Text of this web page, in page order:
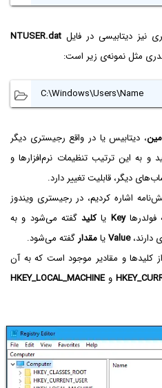
نیز دیتابیسی در فایل NTUSER.dat
مثل نمونه‌ی زیر است:
C:\Windows\Users\Name
، دیتابیس یا در واقع رجیستری دیگر
به این ترتیب تنظیمات نرم‌افزارها و
دیگر، قابلیت تغییر دارد.
اشاره کردیم، در رجیستری ویندوز
فولدرهاKey یاکلیدگفته می‌شود و به
دارند،Valueیامقدار گفته می‌شود.
کلیدها و مقادیر موجود است که به آن
وHKEY_LOCAL_MACHINE